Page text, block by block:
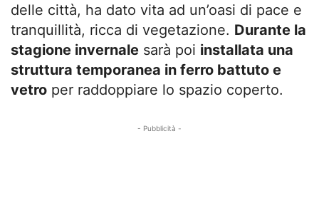
delle città, ha dato vita ad un’oasi di pace e
tranquillità, ricca di vegetazione. Durante la
stagione invernale sarà poi installata una
struttura temporanea in ferro battuto e
vetro per raddoppiare lo spazio coperto.
- Pubblicità -